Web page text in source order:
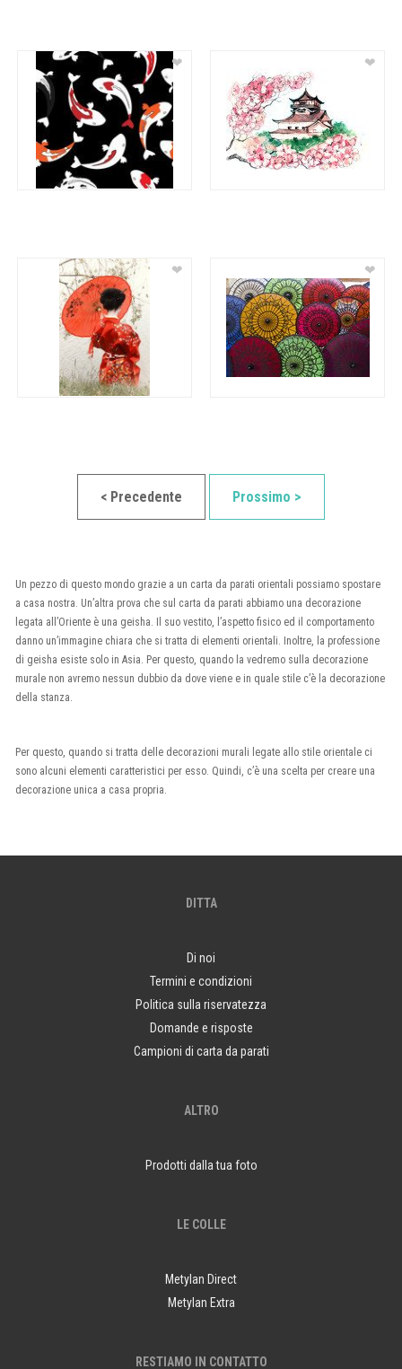
❤ ❤
❤ ❤
< Precedente Prossimo >
Un pezzo di questo mondo grazie a un carta da parati orientali possiamo spostare
a casa nostra. Un’altra prova che sul carta da parati abbiamo una decorazione
legata all’Oriente è una geisha. Il suo vestito, l’aspetto fisico ed il comportamento
danno un’immagine chiara che si tratta di elementi orientali. Inoltre, la professione
di geisha esiste solo in Asia. Per questo, quando la vedremo sulla decorazione
murale non avremo nessun dubbio da dove viene e in quale stile c’è la decorazione
della stanza.
Per questo, quando si tratta delle decorazioni murali legate allo stile orientale ci
sono alcuni elementi caratteristici per esso. Quindi, c’è una scelta per creare una
decorazione unica a casa propria.
DITTA
Di noi
Termini e condizioni
Politica sulla riservatezza
Domande e risposte
Campioni di carta da parati
ALTRO
Prodotti dalla tua foto
LE COLLE
Metylan Direct
Metylan Extra
RESTIAMO IN CONTATTO